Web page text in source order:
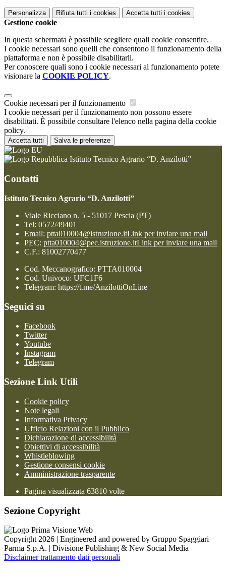
Personalizza Rifiuta tutti i cookies Accetta tutti i cookies
Gestione cookie
In questa schermata è possibile scegliere quali cookie consentire.
I cookie necessari sono quelli che consentono il funzionamento della
piattaforma e non è possibile disabilitarli.
Per conoscere quali sono i cookie necessari al funzionamento potete
visionare la COOKIE POLICY.
Cookie necessari per il funzionamento
I cookie necessari per il funzionamento non possono essere
disabilitati. È possibile consultare l'elenco nella pagina della cookie
policy.
Accetta tutti Salva le preferenze
Istituto Tecnico Agrario “D. Anzilotti”
Contatti
Istituto Tecnico Agrario “D. Anzilotti”
Viale Ricciano n. 5 - 51017 Pescia (PT)
Tel: 0572/49401
Email: ptta010004@istruzione.itLink per inviare una mail
PEC: ptta010004@pec.istruzione.itLink per inviare una mail
C.F.: 81002770477
Cod. Meccanografico: PTTA010004
Cod. Univoco: UFC1F6
Telegram: https://t.me/AnzilottiOnLine
Seguici su
Facebook
Twitter
Youtube
Instagram
Telegram
Sezione Link Utili
Cookie policy
Note legali
Informativa Privacy
Ufficio Relazioni con il Pubblico
Dichiarazione di accessibilità
Obiettivi di accessibilità
Whistleblowing
Gestione consensi cookie
Amministrazione trasparente
Pagina visualizzata 63810 volte
Sezione Copyright
Copyright 2026 | Engineered and powered by Gruppo Spaggiari
Parma S.p.A. | Divisione Publishing & New Social Media
Disclaimer trattamento dati personali